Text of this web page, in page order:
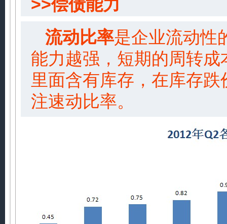
>>偿债能力
流动比率是企业流动性
能力越强，短期的周转
里面含有库存，在库存
注速动比率。